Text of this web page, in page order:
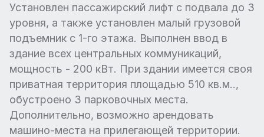
Установлен пассажирский лифт с подвала до 3
уровня, а также установлен малый грузовой
подъемник с 1-го этажа. Выполнен ввод в
здание всех центральных коммуникаций,
мощность - 200 кВт. При здании имеется своя
приватная территория площадью 510 кв.м..,
обустроено 3 парковочных места.
Дополнительно, возможно арендовать
машино-места на прилегающей территории.